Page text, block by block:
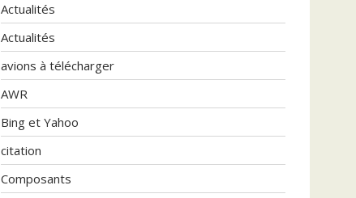
Actualités
Actualités
avions à télécharger
AWR
Bing et Yahoo
citation
Composants